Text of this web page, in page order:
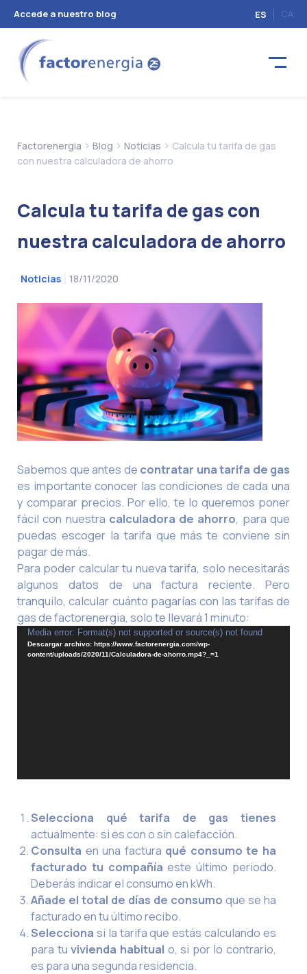
Accede a nuestro blog ES CA
Factorenergia > Blog > Noticias > Calcula tu tarifa de gas
con nuestra calculadora de ahorro
Calcula tu tarifa de gas con
nuestra calculadora de ahorro
Noticias 18/11/2020
Sabemos que antes de contratar una tarifa de gas
es importante conocer las condiciones de cada una
y comparar precios. Por ello, te lo queremos poner
fácil con nuestra calculadora de ahorro, para que
puedas escoger la tarifa que más te conviene sin
pagar de más.
Para poder calcular tu nueva tarifa, solo necesitarás
algunos datos de una factura reciente. Pero
tranquilo, calcular cuánto pagarías con las tarifas de
gas de factorenergia, solo te llevará 1 minuto:
Reproductor
de
Media error: Format(s) not supported or source(s) not found
Descargar archivo: https://www.factorenergia.com/wp-
content/uploads/2020/11/Calculadora-de-ahorro.mp4?_=1
Selecciona qué tarifa de gas tienes
actualmente: si es con o sin calefacción.
Consulta en una factura qué consumo te ha
facturado tu compañía este último periodo.
Deberás indicar el consumo en kWh.
Añade el total de días de consumo que se ha
facturado en tu último recibo.
Selecciona si la tarifa que estás calculando es
para tuvivienda habitual o, si por lo contrario,
es para una segunda residencia.